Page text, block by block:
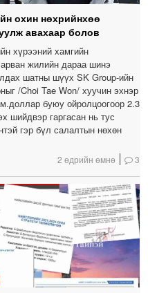
охин нөхрийнхөө
авахаар болов
хүрээний хамгийн
жилийн дараа шинэ
шатны шүүх SK Group-ийн
/Choi Tae Won/ хуучин эхнэр
буюу ойролцоогоор 2.3
шийдвэр гаргасан нь тус
гэр бүл салалтын нөхөн
2 өдрийн өмнө 3